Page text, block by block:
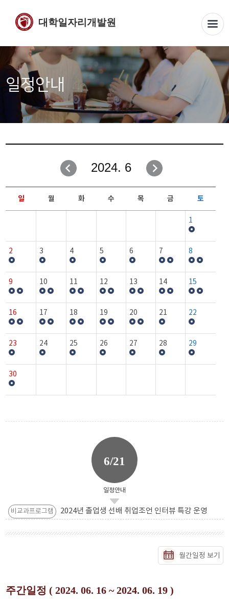
대학일자리개발원
일정안내
2024. 6
일 월 화 수 목 금 토
1
2 3 4 5 6 7 8
9 10 11 12 13 14 15
16 17 18 19 20 21 22
23 24 25 26 27 28 29
30
6/21
일정안내
비교과프로그램 2024년 졸업생 선배 취업조언 인터뷰 특강 운영
월간일정 보기
주간일정 ( 2024. 06. 16 ~ 2024. 06. 19 )